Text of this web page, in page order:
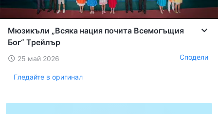
Мюзикъли „Всяка нация почита Всемогъщия
Бог“ Трейлър
25 май 2026 Сподели
Гледайте в оригинал